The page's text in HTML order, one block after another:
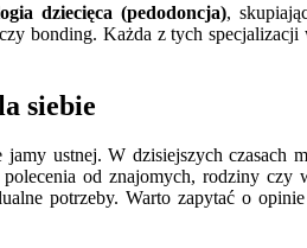
dziecięca (pedodoncja),
bonding. Każda z tych
siebie
ustnej. W dzisiejszych czasach
od znajomych, rodziny
potrzeby. Warto zapytać o